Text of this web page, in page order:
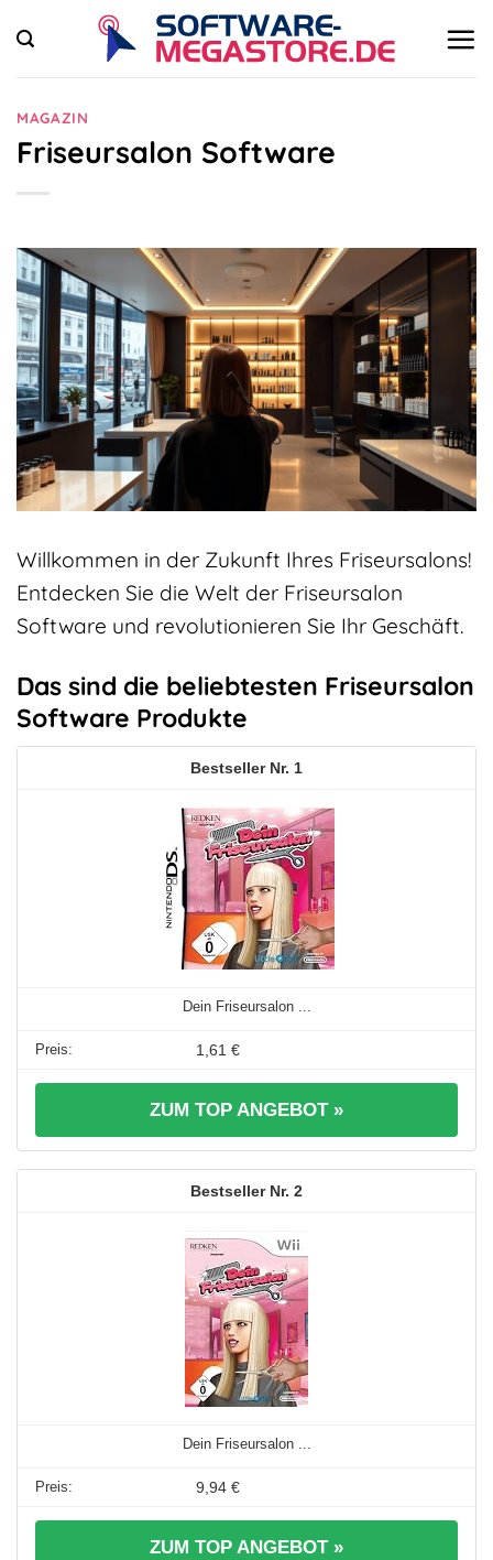
Inhalt
springen
MAGAZIN
Friseursalon Software
Willkommen in der Zukunft Ihres Friseursalons!
Entdecken Sie die Welt der Friseursalon
Software und revolutionieren Sie Ihr Geschäft.
Das sind die beliebtesten Friseursalon
Software Produkte
1
Dein Friseursalon ...
1,61 €
ZUM TOP ANGEBOT »
2
Dein Friseursalon ...
9,94 €
ZUM TOP ANGEBOT »